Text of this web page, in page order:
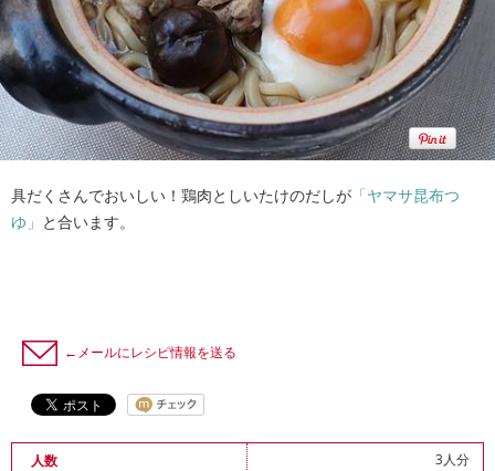
具だくさんでおいしい！鶏肉としいたけのだしが 「ヤマサ昆布つ
ゆ」 と合います。
←メールにレシピ情報を送る
人数
3人分